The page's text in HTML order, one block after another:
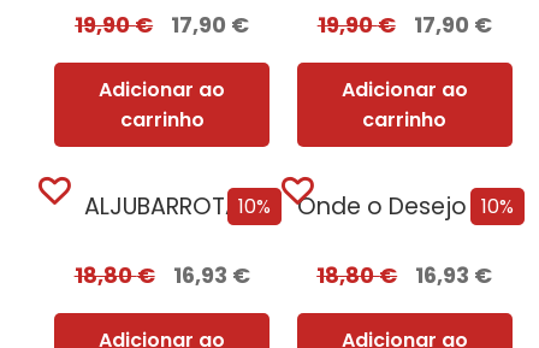
19,90€ 17,90 €
Adicionar ao
carrinho
19,90€ 17,90 €
Adicionar ao
carrinho
10%
ALJUBARROTA
18,80€ 16,93 €
Adicionar ao
10%
Onde o Desejo se Esconde [Nova Edição]
18,80€ 16,93 €
Adicionar ao